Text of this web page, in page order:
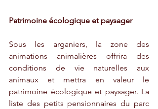
Patrimoine écologique et paysager
Sous les arganiers, la zone des
animations animalières offrira des
conditions de vie naturelles aux
animaux et mettra en valeur le
patrimoine écologique et paysager. La
liste des petits pensionnaires du parc